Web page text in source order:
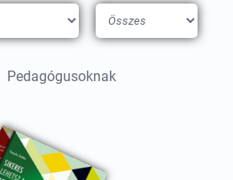
Pedagógusoknak